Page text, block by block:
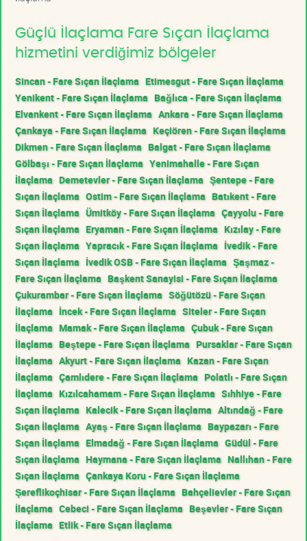
Güçlü İlaçlama Fare Sıçan İlaçlama
hizmetini verdiğimiz bölgeler
Sincan - Fare Sıçan İlaçlama Etimesgut - Fare Sıçan İlaçlama
Yenikent - Fare Sıçan İlaçlama Bağlıca - Fare Sıçan İlaçlama
Elvankent - Fare Sıçan İlaçlama Ankara - Fare Sıçan İlaçlama
Çankaya - Fare Sıçan İlaçlama Keçiören - Fare Sıçan İlaçlama
Dikmen - Fare Sıçan İlaçlama Balgat - Fare Sıçan İlaçlama
Gölbaşı - Fare Sıçan İlaçlama Yenimahalle - Fare Sıçan
İlaçlama Demetevler - Fare Sıçan İlaçlama Şentepe - Fare
Sıçan İlaçlama Ostim - Fare Sıçan İlaçlama Batıkent - Fare
Sıçan İlaçlama Ümitköy - Fare Sıçan İlaçlama Çayyolu - Fare
Sıçan İlaçlama Eryaman - Fare Sıçan İlaçlama Kızılay - Fare
Sıçan İlaçlama Yapracık - Fare Sıçan İlaçlama İvedik - Fare
Sıçan İlaçlama İvedik OSB - Fare Sıçan İlaçlama Şaşmaz -
Fare Sıçan İlaçlama Başkent Sanayisi - Fare Sıçan İlaçlama
Çukurambar - Fare Sıçan İlaçlama Söğütözü - Fare Sıçan
İlaçlama İncek - Fare Sıçan İlaçlama Siteler - Fare Sıçan
İlaçlama Mamak - Fare Sıçan İlaçlama Çubuk - Fare Sıçan
İlaçlama Beştepe - Fare Sıçan İlaçlama Pursaklar - Fare Sıçan
İlaçlama Akyurt - Fare Sıçan İlaçlama Kazan - Fare Sıçan
İlaçlama Çamlıdere - Fare Sıçan İlaçlama Polatlı - Fare Sıçan
İlaçlama Kızılcahamam - Fare Sıçan İlaçlama Sıhhiye - Fare
Sıçan İlaçlama Kalecik - Fare Sıçan İlaçlama Altındağ - Fare
Sıçan İlaçlama Ayaş - Fare Sıçan İlaçlama Baypazarı - Fare
Sıçan İlaçlama Elmadağ - Fare Sıçan İlaçlama Güdül - Fare
Sıçan İlaçlama Haymana - Fare Sıçan İlaçlama Nallıhan - Fare
Sıçan İlaçlama Çankaya Koru - Fare Sıçan İlaçlama
Şereflikoçhisar - Fare Sıçan İlaçlama Bahçelievler - Fare Sıçan
İlaçlama Cebeci - Fare Sıçan İlaçlama Beşevler - Fare Sıçan
İlaçlama Etlik - Fare Sıçan İlaçlama